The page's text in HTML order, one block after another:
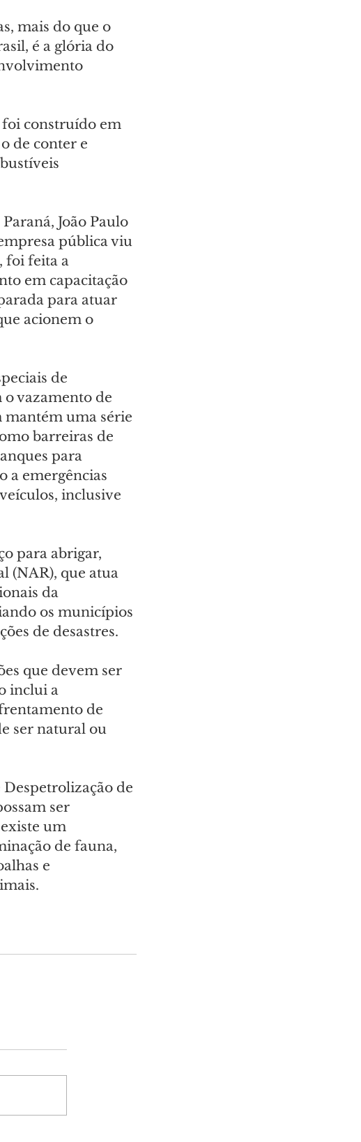
mais do que o
é a glória do
foi construído em
de conter e
João Paulo
pública viu
foi feita a
em capacitação
para atuar
acionem o
de
o vazamento de
mantém uma série
barreiras de
para
a emergências
inclusive
para abrigar,
(NAR), que atua
da
os municípios
de desastres.
que devem ser
inclui a
de
ser natural ou
de
ser
um
de fauna,
e